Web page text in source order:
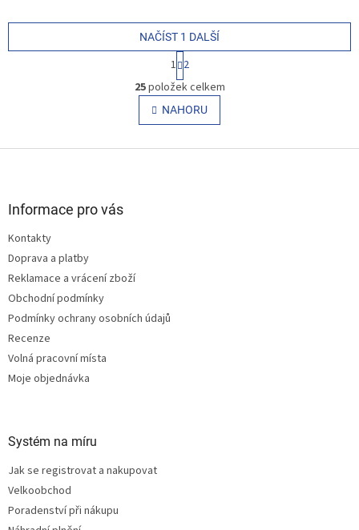
O
v
l
á
NAČÍST 1 DALŠÍ
S
t
r
á
n
k
v
1 2
25položek celkem
NAHORU
Informace pro vás
Kontakty
Doprava a platby
Reklamace a vrácení zboží
Obchodní podmínky
Podmínky ochrany osobních údajů
Recenze
Volná pracovní místa
Moje objednávka
Systém na míru
Jak se registrovat a nakupovat
Velkoobchod
Poradenství při nákupu